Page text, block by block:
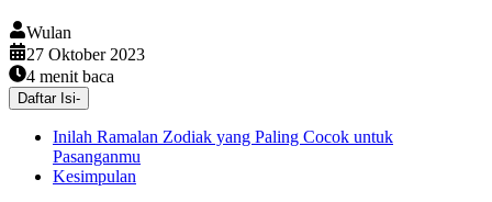
Wulan
27 Oktober 2023
4 menit baca
Daftar Isi-
Inilah Ramalan Zodiak yang Paling Cocok untuk
Pasanganmu
Kesimpulan